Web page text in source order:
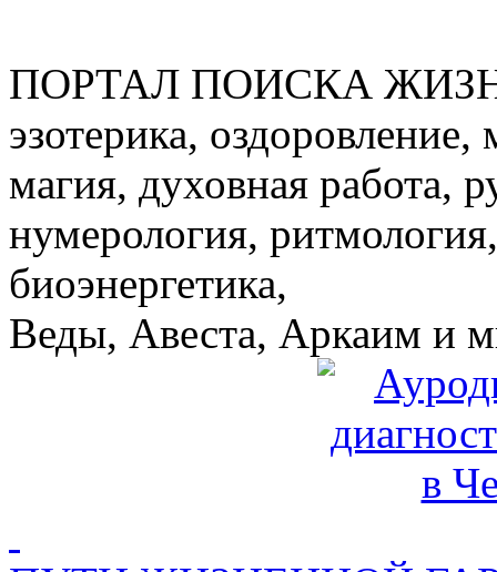
ПОРТАЛ ПОИСКА
эзотерика,
магия, духовная работа,
нумерология,
биоэнергетика,
Веды, Авеста, Аркаим и